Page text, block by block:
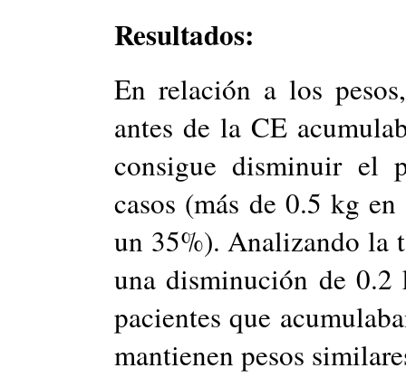
Resultados:
En relación a los
antes de la CE
consigue disminuir el
casos (más de 0.5 kg
un 35%). Analizando la
una disminución de
pacientes que
mantienen pesos